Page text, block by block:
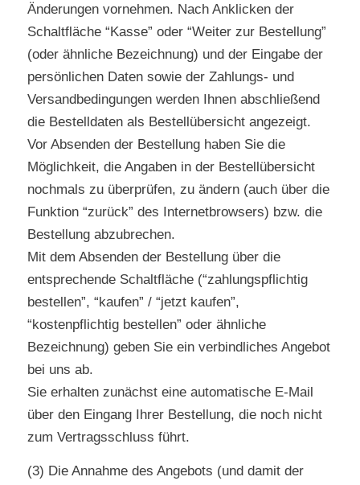
Änderungen vornehmen. Nach Anklicken der
Schaltfläche “Kasse” oder “Weiter zur Bestellung”
(oder ähnliche Bezeichnung) und der Eingabe der
persönlichen Daten sowie der Zahlungs- und
Versandbedingungen werden Ihnen abschließend
die Bestelldaten als Bestellübersicht angezeigt.
Vor Absenden der Bestellung haben Sie die
Möglichkeit, die Angaben in der Bestellübersicht
nochmals zu überprüfen, zu ändern (auch über die
Funktion “zurück” des Internetbrowsers) bzw. die
Bestellung abzubrechen.
Mit dem Absenden der Bestellung über die
entsprechende Schaltfläche (“zahlungspflichtig
bestellen”, “kaufen” / “jetzt kaufen”,
“kostenpflichtig bestellen” oder ähnliche
Bezeichnung) geben Sie ein verbindliches Angebot
bei uns ab.
Sie erhalten zunächst eine automatische E-Mail
über den Eingang Ihrer Bestellung, die noch nicht
zum Vertragsschluss führt.
(3) Die Annahme des Angebots (und damit der